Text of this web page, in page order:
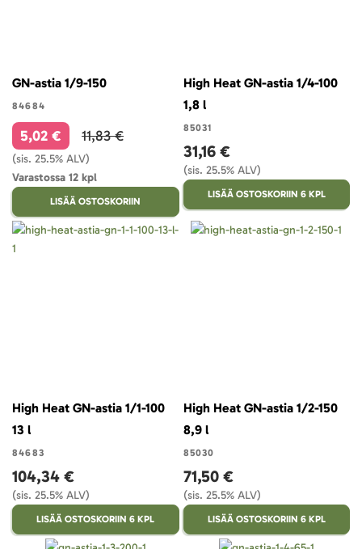
GN-astia 1/9-150
84684
5,02 € 11,83 €
(sis. 25.5% ALV)
Varastossa 12 kpl
LISÄÄ OSTOSKORIIN
High Heat GN-astia 1/4-100
1,8 l
85031
31,16 €
(sis. 25.5% ALV)
LISÄÄ OSTOSKORIIN 6 KPL
High Heat GN-astia 1/1-100
13 l
84683
104,34 €
(sis. 25.5% ALV)
LISÄÄ OSTOSKORIIN 6 KPL
High Heat GN-astia 1/2-150
8,9 l
85030
71,50 €
(sis. 25.5% ALV)
LISÄÄ OSTOSKORIIN 6 KPL